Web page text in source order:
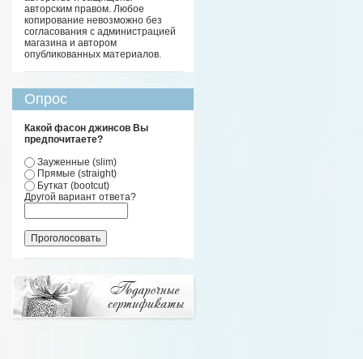
авторским правом. Любое
копирование невозможно без
согласования с администрацией
магазина и автором
опубликованных материалов.
Опрос
Какой фасон джинсов Вы
предпочитаете?
Зауженные (slim)
Прямые (straight)
Буткат (bootcut)
Другой вариант ответа?